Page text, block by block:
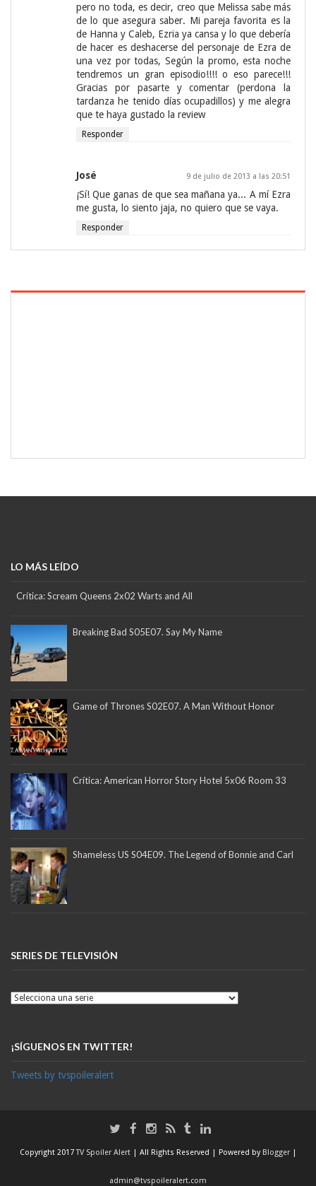
pero no toda, es decir, creo que Melissa sabe más
de lo que asegura saber. Mi pareja favorita es la
de Hanna y Caleb, Ezria ya cansa y lo que debería
de hacer es deshacerse del personaje de Ezra de
una vez por todas, Según la promo, esta noche
tendremos un gran episodio!!!! o eso parece!!!
Gracias por pasarte y comentar (perdona la
tardanza he tenido días ocupadillos) y me alegra
que te haya gustado la review
Responder
José 9 de julio de 2013 a las 20:51
¡Sí! Que ganas de que sea mañana ya... A mí Ezra
me gusta, lo siento jaja, no quiero que se vaya.
Responder
LO MÁS LEÍDO
Crítica: Scream Queens 2x02 Warts and All
Breaking Bad S05E07. Say My Name
Game of Thrones S02E07. A Man Without Honor
Crítica: American Horror Story Hotel 5x06 Room 33
Shameless US S04E09. The Legend of Bonnie and Carl
SERIES DE TELEVISIÓN
¡SÍGUENOS EN TWITTER!
Tweets by tvspoileralert
Copyright 2017TV Spoiler Alert | All Rights Reserved | Powered by Blogger |
admin@tvspoileralert.com